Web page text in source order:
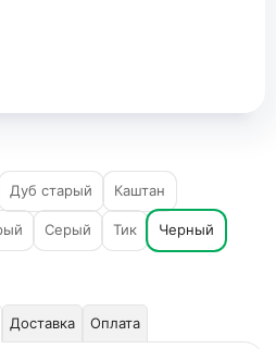
Дуб старый Каштан
Серый Тик Черный
Доставка Оплата